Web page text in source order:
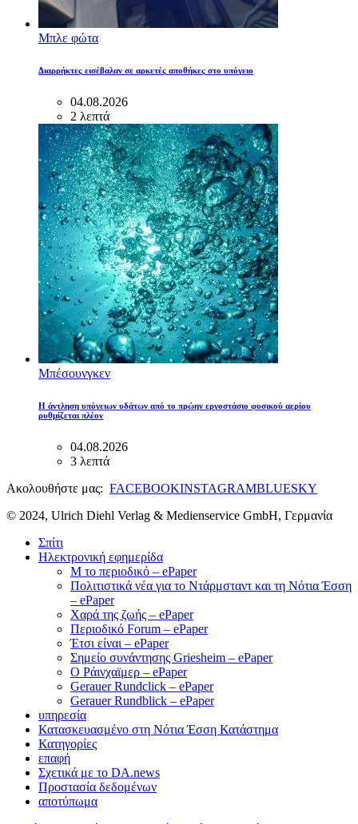
Μπλε φώτα
Διαρρήκτες εισέβαλαν σε αρκετές αποθήκες στο υπόγειο
04.08.2026
2 λεπτά
Μπέσουνγκεν
Η άντληση υπόγειων υδάτων από το πρώην εργοστάσιο φυσικού αερίου
ρυθμίζεται πλέον
04.08.2026
3 λεπτά
Ακολουθήστε μας: FACEBOOKINSTAGRAMBLUESKY
© 2024, Ulrich Diehl Verlag & Medienservice GmbH, Γερμανία
Σπίτι
Ηλεκτρονική εφημερίδα
M το περιοδικό – ePaper
Πολιτιστικά νέα για το Ντάρμσταντ και τη Νότια Έσση
– ePaper
Χαρά της ζωής – ePaper
Περιοδικό Forum – ePaper
Έτσι είναι – ePaper
Σημείο συνάντησης Griesheim – ePaper
Ο Ράινχαϊμερ – ePaper
Gerauer Rundclick – ePaper
Gerauer Rundblick – ePaper
υπηρεσία
Κατασκευασμένο στη Νότια Έσση Κατάστημα
Κατηγορίες
επαφή
Σχετικά με το DA.news
Προστασία δεδομένων
αποτύπωμα